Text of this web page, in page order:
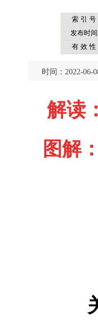
索 引 号
发布时间
有 效 性
时间：2022-06-
解读
图解：